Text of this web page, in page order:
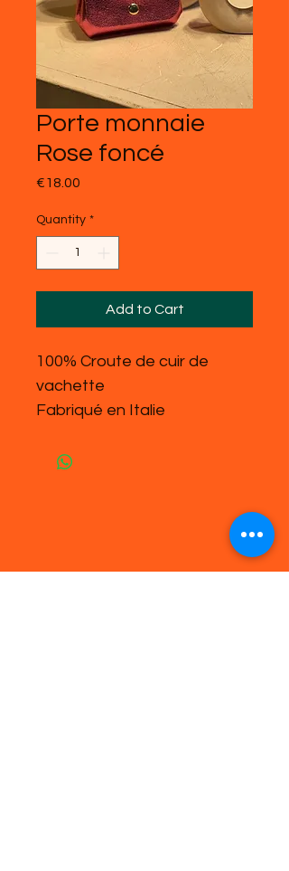
Porte monnaie
Rose foncé
€18.00
Quantity *
Add to Cart
100% Croute de cuir de
vachette
Fabriqué en Italie